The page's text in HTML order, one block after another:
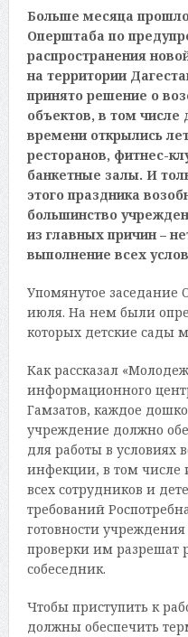
Больше месяца
Оперштаба по
распространения
на территории
принято решение о
объектов, в том числе
времени открылись
ресторанов, фитнес-
банкетные залы. И
этого праздника
большинство
из главных причин –
выполнение всех
Упомянутое заседание
июля. На нем были
которых детские сады
Как рассказал
информационного
Гамзатов, каждое
учреждение должно
для работы в условиях
инфекции, в том числе
всех сотрудников и
требований
готовности
проверки им разрешат
собеседник.
Чтобы приступить к
должны обеспечить